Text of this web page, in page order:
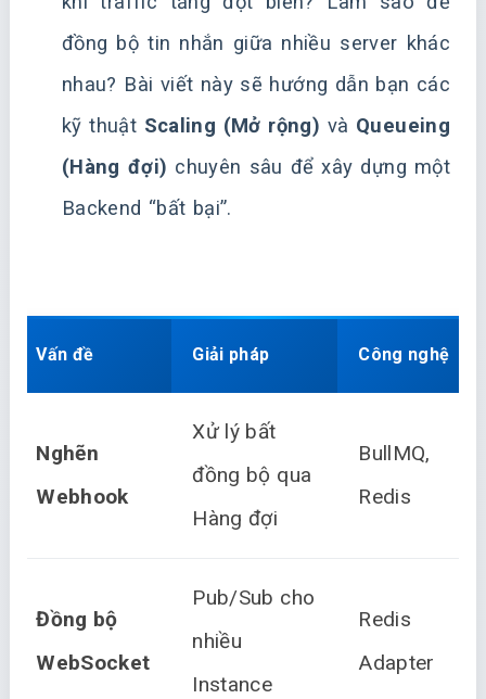
đồng bộ tin nhắn giữa nhiều server khác
nhau? Bài viết này sẽ hướng dẫn bạn các
kỹ thuật Scaling (Mở rộng) và Queueing
(Hàng đợi) chuyên sâu để xây dựng một
Backend “bất bại”.
Vấn đề Giải pháp Công nghệ
Nghẽn
Webhook
Xử lý bất
đồng bộ qua
Hàng đợi
BullMQ,
Redis
Đồng bộ
WebSocket
Pub/Sub cho
nhiều
Instance
Redis
Adapter